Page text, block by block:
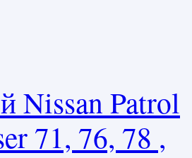
Nissan Patrol
71, 76, 78 ,